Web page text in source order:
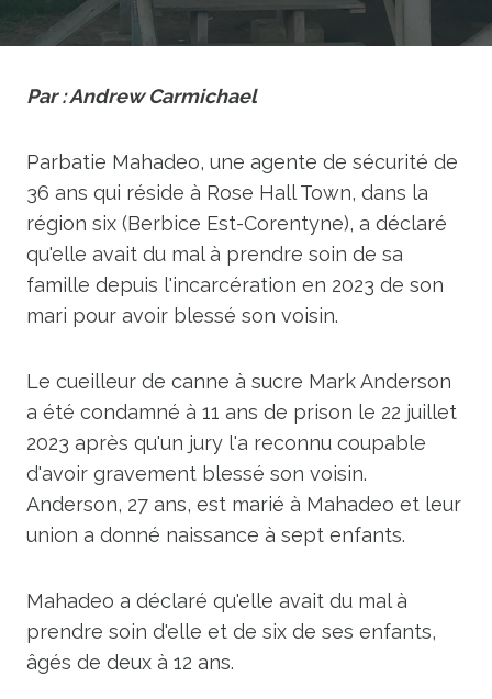
Par : Andrew Carmichael
Parbatie Mahadeo, une agente de sécurité de
36 ans qui réside à Rose Hall Town, dans la
région six (Berbice Est-Corentyne), a déclaré
qu'elle avait du mal à prendre soin de sa
famille depuis l'incarcération en 2023 de son
mari pour avoir blessé son voisin.
Le cueilleur de canne à sucre Mark Anderson
a été condamné à 11 ans de prison le 22 juillet
2023 après qu'un jury l'a reconnu coupable
d'avoir gravement blessé son voisin.
Anderson, 27 ans, est marié à Mahadeo et leur
union a donné naissance à sept enfants.
Mahadeo a déclaré qu'elle avait du mal à
prendre soin d'elle et de six de ses enfants,
âgés de deux à 12 ans.